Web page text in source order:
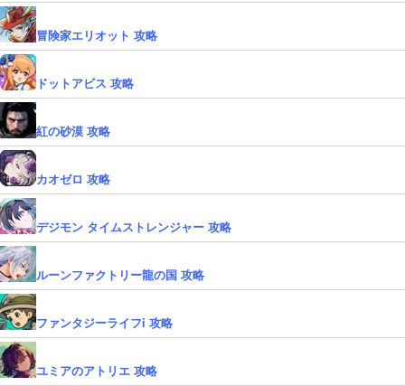
冒険家エリオット 攻略
ドットアビス 攻略
紅の砂漠 攻略
カオゼロ 攻略
デジモン タイムストレンジャー 攻略
ルーンファクトリー龍の国 攻略
ファンタジーライフi 攻略
ユミアのアトリエ 攻略